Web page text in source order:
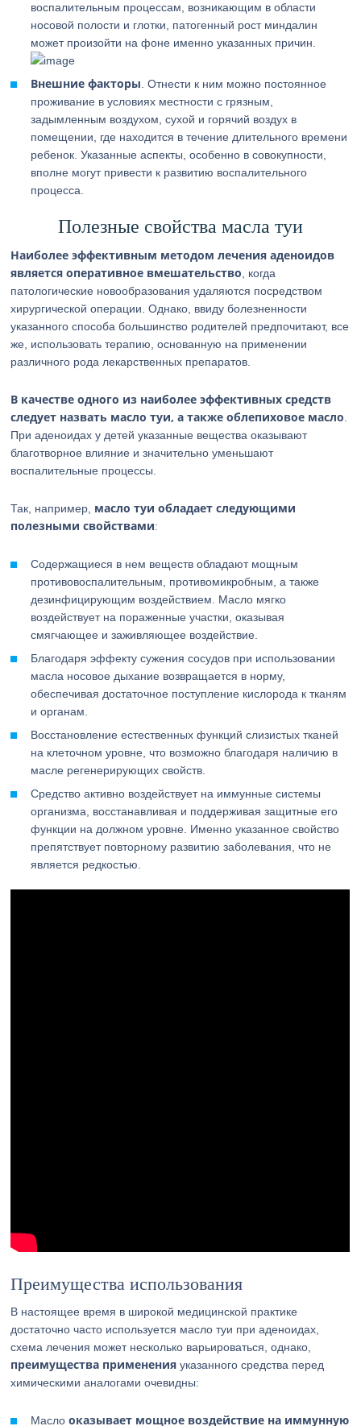
воспалительным процессам, возникающим в области
носовой полости и глотки, патогенный рост миндалин
может произойти на фоне именно указанных причин.
Внешние факторы . Отнести к ним можно постоянное
проживание в условиях местности с грязным,
задымленным воздухом, сухой и горячий воздух в
помещении, где находится в течение длительного времени
ребенок. Указанные аспекты, особенно в совокупности,
вполне могут привести к развитию воспалительного
процесса.
Полезные свойства масла туи
Наиболее эффективным методом лечения аденоидов
является оперативное вмешательство , когда
патологические новообразования удаляются посредством
хирургической операции. Однако, ввиду болезненности
указанного способа большинство родителей предпочитают, все
же, использовать терапию, основанную на применении
различного рода лекарственных препаратов.
В качестве одного из наиболее эффективных средств
следует назвать масло туи, а также облепиховое масло
При аденоидах у детей указанные вещества оказывают
благотворное влияние и значительно уменьшают
воспалительные процессы.
Так, например, масло туи обладает следующими
полезными свойствами:
Содержащиеся в нем веществ обладают мощным
противовоспалительным, противомикробным, а также
дезинфицирующим воздействием. Масло мягко
воздействует на пораженные участки, оказывая
смягчающее и заживляющее воздействие.
Благодаря эффекту сужения сосудов при использовании
масла носовое дыхание возвращается в норму,
обеспечивая достаточное поступление кислорода к тканям
и органам.
Восстановление естественных функций слизистых тканей
на клеточном уровне, что возможно благодаря наличию в
масле регенерирующих свойств.
Средство активно воздействует на иммунные системы
организма, восстанавливая и поддерживая защитные его
функции на должном уровне. Именно указанное свойство
препятствует повторному развитию заболевания, что не
является редкостью.
Преимущества использования
В настоящее время в широкой медицинской практике
достаточно часто используется масло туи при аденоидах,
схема лечения может несколько варьироваться, однако,
преимущества применения указанного средства перед
химическими аналогами очевидны:
Маслооказывает мощное воздействие на иммунную